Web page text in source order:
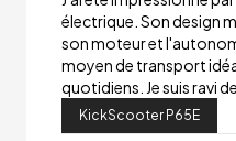
électrique. Son design
son moteur et
moyen de transport
quotidiens. Je suis ravi
KickScooter P65E